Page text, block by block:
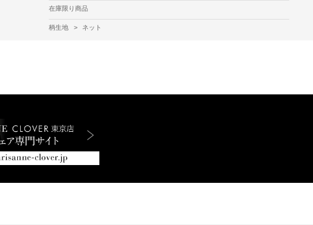
在庫限り商品
柄生地 > ネット